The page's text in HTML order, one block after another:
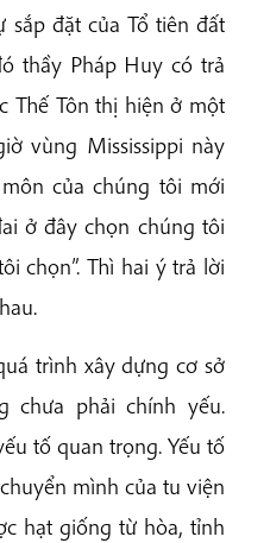
đặt của Tổ tiên đất
thầy Pháp Huy có trả
Thế Tôn thị hiện ở một
vùng Mississippi này
của chúng tôi mới
ở đây chọn chúng tôi
chọn”. Thì hai ý trả lời
trình xây dựng cơ sở
chưa phải chính yếu.
tố quan trọng. Yếu tố
mình của tu viện
hạt giống từ hòa, tỉnh